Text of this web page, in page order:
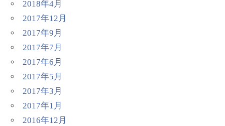
2018年4月
2017年12月
2017年9月
2017年7月
2017年6月
2017年5月
2017年3月
2017年1月
2016年12月